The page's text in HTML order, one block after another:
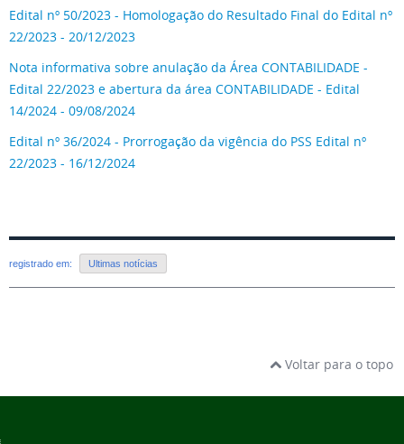
Edital nº 50/2023 - Homologação do Resultado Final do Edital nº
22/2023 - 20/12/2023
Nota informativa sobre anulação da Área CONTABILIDADE -
Edital 22/2023 e abertura da área CONTABILIDADE - Edital
14/2024 - 09/08/2024
Edital nº 36/2024 - Prorrogação da vigência do PSS Edital nº
22/2023 - 16/12/2024
registrado em: Ultimas notícias
Voltar para o topo